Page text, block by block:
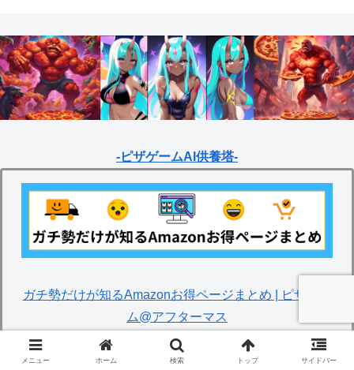
-ピザゲームAI供養塔-
ガチ勢だけが知るAmazonお得ページまとめ | ピザゲー
ム@アフターマス
メニュー ホーム 検索 トップ サイドバー